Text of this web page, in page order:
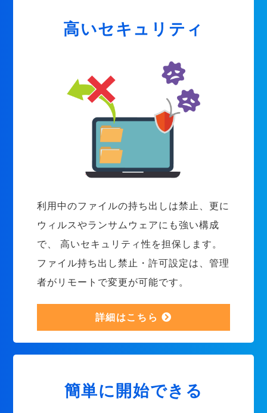
高いセキュリティ
利用中のファイルの持ち出しは禁止、更に
ウィルスやランサムウェアにも強い構成
で、 高いセキュリティ性を担保します。
ファイル持ち出し禁止・許可設定は、管理
者がリモートで変更が可能です。
詳細はこちら
簡単に開始できる